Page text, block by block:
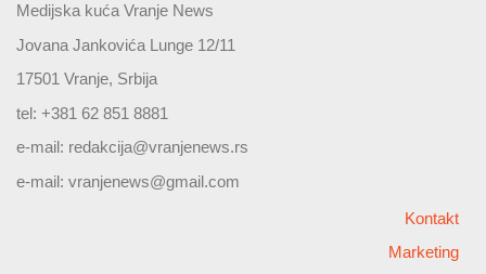
Medijska kuća Vranje News
Jovana Jankovića Lunge 12/11
17501 Vranje, Srbija
tel: +381 62 851 8881
e-mail: redakcija@vranjenews.rs
e-mail: vranjenews@gmail.com
Kontakt
Marketing